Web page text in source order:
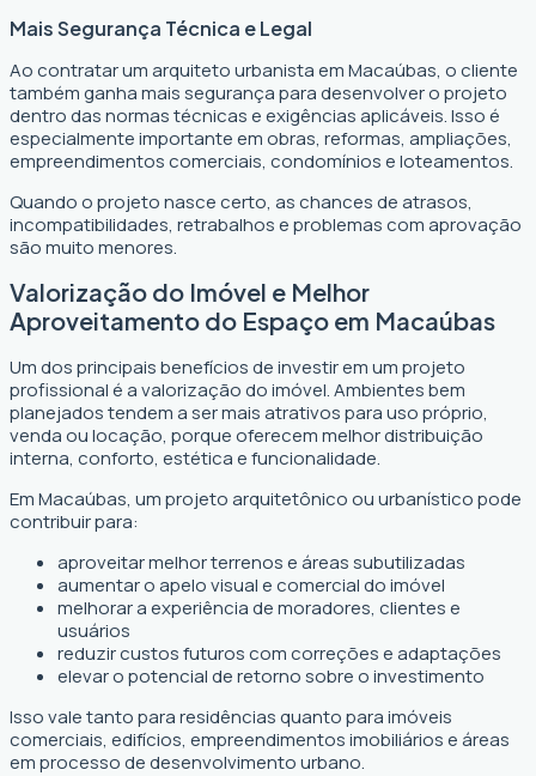
Mais Segurança Técnica e Legal
Ao contratar um arquiteto urbanista em Macaúbas, o cliente
também ganha mais segurança para desenvolver o projeto
dentro das normas técnicas e exigências aplicáveis. Isso é
especialmente importante em obras, reformas, ampliações,
empreendimentos comerciais, condomínios e loteamentos.
Quando o projeto nasce certo, as chances de atrasos,
incompatibilidades, retrabalhos e problemas com aprovação
são muito menores.
Valorização do Imóvel e Melhor
Aproveitamento do Espaço em Macaúbas
Um dos principais benefícios de investir em um projeto
profissional é a valorização do imóvel. Ambientes bem
planejados tendem a ser mais atrativos para uso próprio,
venda ou locação, porque oferecem melhor distribuição
interna, conforto, estética e funcionalidade.
Em Macaúbas, um projeto arquitetônico ou urbanístico pode
contribuir para:
aproveitar melhor terrenos e áreas subutilizadas
aumentar o apelo visual e comercial do imóvel
melhorar a experiência de moradores, clientes e
usuários
reduzir custos futuros com correções e adaptações
elevar o potencial de retorno sobre o investimento
Isso vale tanto para residências quanto para imóveis
comerciais, edifícios, empreendimentos imobiliários e áreas
em processo de desenvolvimento urbano.